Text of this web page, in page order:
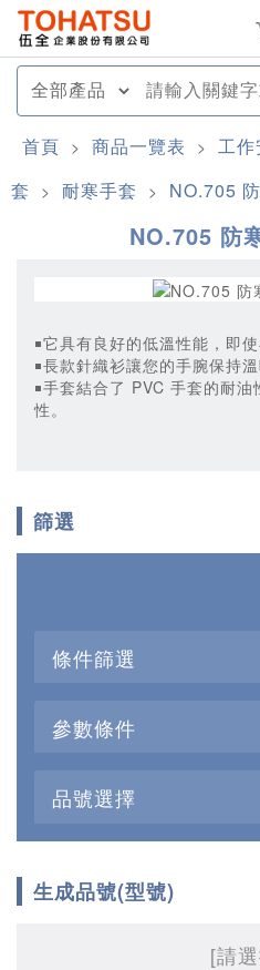
首頁 > 商品一覽表 > 工作
套
> 耐寒手套 > NO.705
NO.705 防
￭它具有良好的低溫性能，即
￭長款針織衫讓您的手腕保持溫
￭手套結合了 PVC 手套的耐
性。
篩選
條件篩選
參數條件
品號選擇
生成品號(型號)
[請